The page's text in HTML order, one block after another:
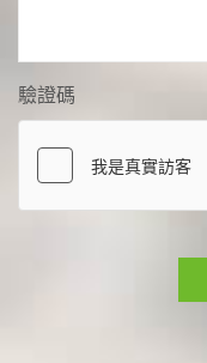
驗證碼